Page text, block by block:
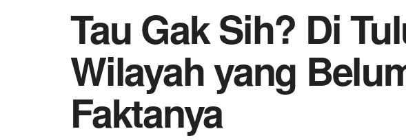
Tau Gak Sih? Di
Wilayah yang
Faktanya